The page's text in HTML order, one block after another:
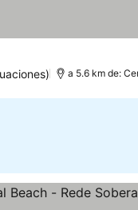
a 5.6 km de: